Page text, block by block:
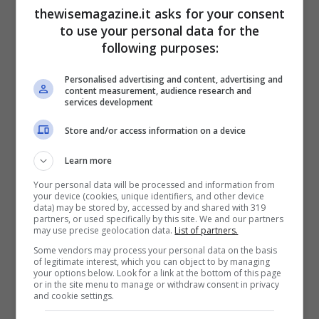
campo già preparato da Al Nusra, nel
frattempo ridotto a più miti consigli dalla
stessa forza dimostrata
dall’organizzazione di Al Baghdadi in Iraq.
Le operazioni di C2 (Comando e Controllo)
richiedono tuttavia un elevato numero di
uomini, che vengono reperiti anche tra i
combattenti già presenti in Siria: l’esempio
più importante è quello diJaysh Al-
Mujahirin wa al-Ansar(Esercito degli
Emigranti e degli Ausiliari), guidata da
Omar Al Shishani.
L’articolo completo è disponibile
thewisemagazine.it asks for your consent
to use your personal data for the
following purposes:
Personalised advertising and content, advertising and
content measurement, audience research and
services development
Store and/or access information on a device
Learn more
Your personal data will be processed and information from
your device (cookies, unique identifiers, and other device
data) may be stored by, accessed by and shared with 319
partners, or used specifically by this site. We and our partners
may use precise geolocation data. List of partners.
Some vendors may process your personal data on the basis
of legitimate interest, which you can object to by managing
your options below. Look for a link at the bottom of this page
or in the site menu to manage or withdraw consent in privacy
and cookie settings.